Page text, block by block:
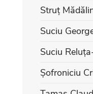
Struț
Suciu
Suciu
Șofroniciu